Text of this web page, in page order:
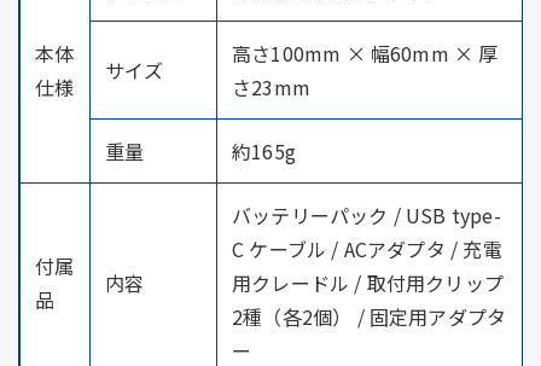
本体
仕様
サイズ
高さ100mm × 幅60mm × 厚
さ23mm
重量 約165g
付属
品
内容
バッテリーパック / USB type-
C ケーブル / ACアダプタ / 充電
用クレードル / 取付用クリップ
2種（各2個） / 固定用アダプタ
ー